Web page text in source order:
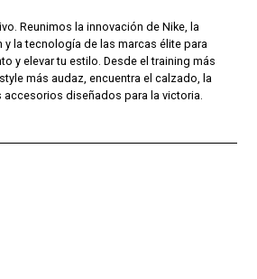
Reunimos la innovación de Nike, la
y la tecnología de las marcas élite para
y elevar tu estilo. Desde el training más
más audaz, encuentra el calzado, la
accesorios diseñados para la victoria.